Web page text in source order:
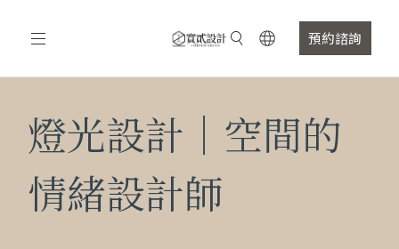
預約諮詢
燈光設計｜空間的
情緒設計師